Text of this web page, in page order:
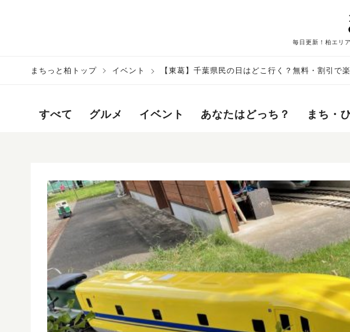
毎日更新！柏エリ
まちっと柏トップ イベント 【東葛】千葉県民の日はどこ行く？無料・割引で
すべて グルメ イベント あなたはどっち？ まち・